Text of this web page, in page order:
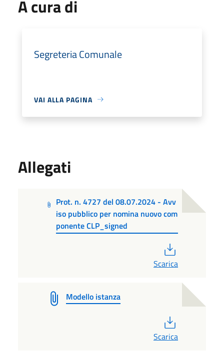
A cura di
Segreteria Comunale
VAI ALLA PAGINA
Allegati
Prot. n. 4727 del 08.07.2024 - Avv
iso pubblico per nomina nuovo com
ponente CLP_signed
Scarica
Modello istanza
Scarica